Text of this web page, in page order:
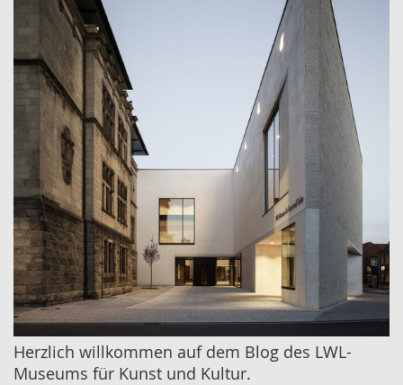
Herzlich willkommen auf dem Blog des LWL-
Museums für Kunst und Kultur.